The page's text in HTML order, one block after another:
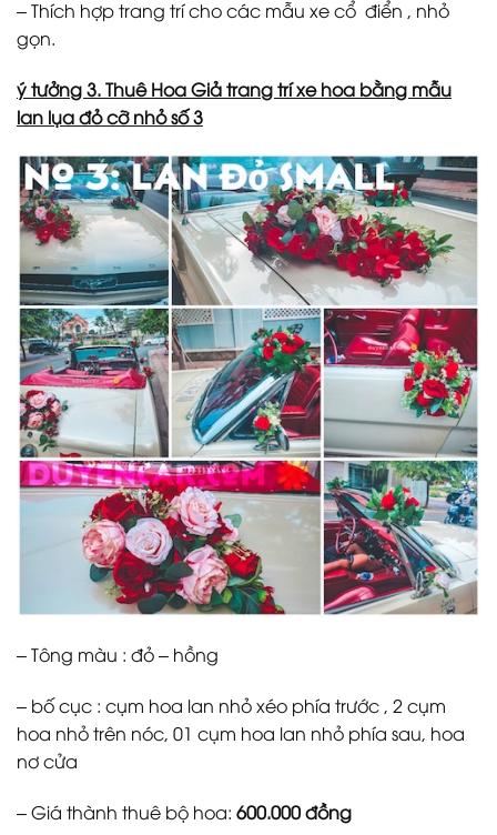
– Thích hợp trang trí cho các mẫu xe cổ điển , nhỏ
gọn.
ý tưởng 3. Thuê Hoa Giả trang trí xe hoa bằng mẫu
lan lụa đỏ cỡ nhỏ số 3
– Tông màu : đỏ – hồng
– bố cục : cụm hoa lan nhỏ xéo phía trước , 2 cụm
hoa nhỏ trên nóc, 01 cụm hoa lan nhỏ phía sau, hoa
nơ cửa
– Giá thành thuê bộ hoa: 600.000 đồng